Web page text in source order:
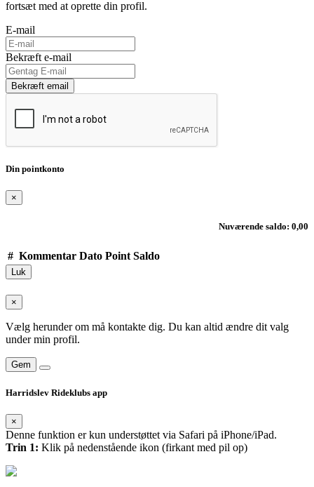
fortsæt med at oprette din profil.
E-mail
Bekræft e-mail
Bekræft email
Din pointkonto
×
Nuværende saldo: 0,00
# Kommentar Dato Point Saldo
Luk
×
Vælg herunder om må kontakte dig. Du kan altid ændre dit valg
under min profil.
Gem
Harridslev Rideklubs app
×
Denne funktion er kun understøttet via Safari på iPhone/iPad.
Trin 1: Klik på nedenstående ikon (firkant med pil op)